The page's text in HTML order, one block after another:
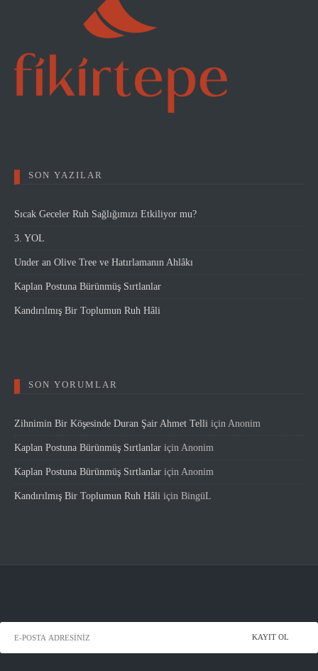
SON YAZILAR
Sıcak Geceler Ruh Sağlığımızı Etkiliyor mu?
3. YOL
Under an Olive Tree ve Hatırlamanın Ahlâkı
Kaplan Postuna Bürünmüş Sırtlanlar
Kandırılmış Bir Toplumun Ruh Hâli
SON YORUMLAR
Zihnimin Bir Köşesinde Duran Şair Ahmet Telli için Anonim
Kaplan Postuna Bürünmüş Sırtlanlar için Anonim
Kaplan Postuna Bürünmüş Sırtlanlar için Anonim
Kandırılmış Bir Toplumun Ruh Hâli için BingüL